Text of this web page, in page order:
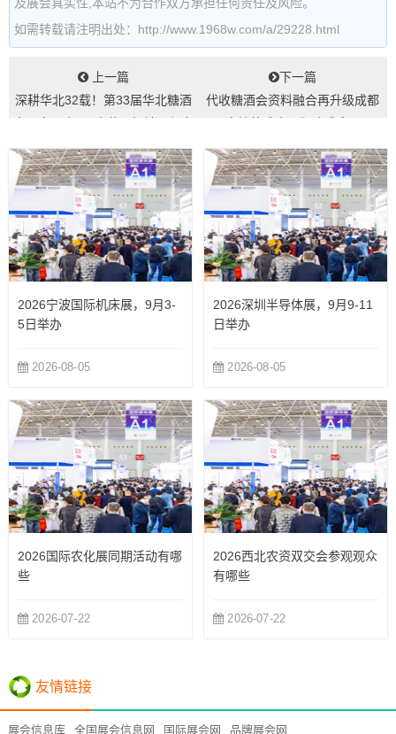
如需转载请注明出处：http://www.1968w.com/a/29228.html
上一篇
深耕华北32载！第33届华北糖酒
场新商...
下一篇
代收糖酒会资料融合再升级成都
2026宁波国际机床展，9月3-
5日举办
2026-08-05
2026深圳半导体展，9月9-11
日举办
2026-08-05
2026国际农化展同期活动有哪
些
2026-07-22
2026西北农资双交会参观观众
有哪些
2026-07-22
友情链接
展会信息库 全国展会信息网 国际展会网 品牌展会网